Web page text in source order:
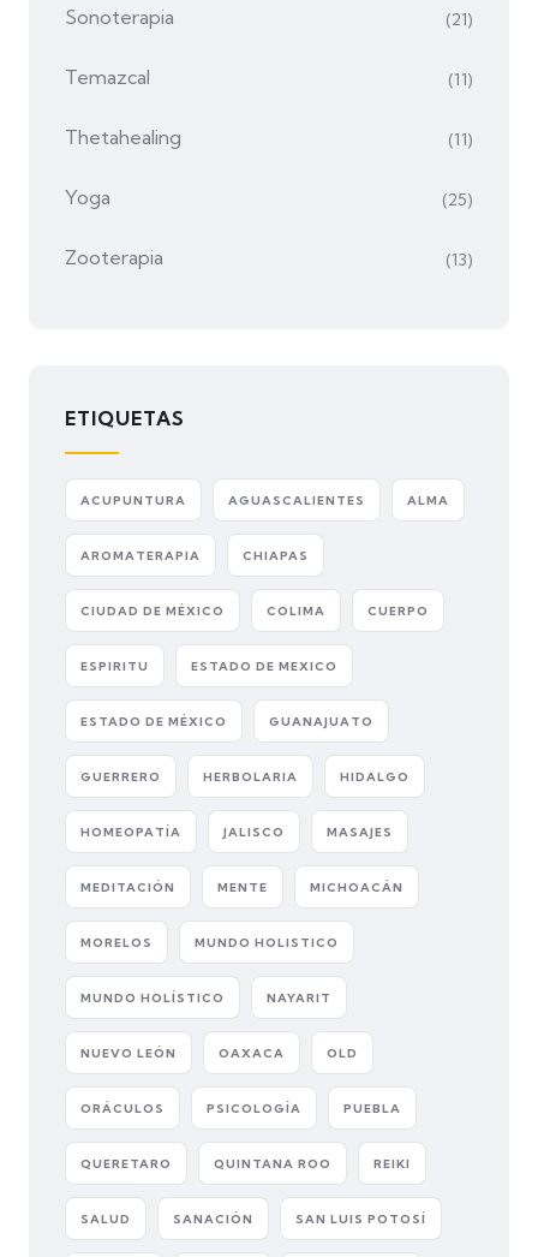
Sonoterapia (21)
Temazcal (11)
Thetahealing (11)
Yoga (25)
Zooterapia (13)
ETIQUETAS
ACUPUNTURA AGUASCALIENTES ALMA
AROMATERAPIA CHIAPAS
CIUDAD DE MÉXICO COLIMA CUERPO
ESPIRITU ESTADO DE MEXICO
ESTADO DE MÉXICO GUANAJUATO
GUERRERO HERBOLARIA HIDALGO
HOMEOPATÍA JALISCO MASAJES
MEDITACIÓN MENTE MICHOACÁN
MORELOS MUNDO HOLISTICO
MUNDO HOLÍSTICO NAYARIT
NUEVO LEÓN OAXACA OLD
ORÁCULOS PSICOLOGÍA PUEBLA
QUERETARO QUINTANA ROO REIKI
SALUD SANACIÓN SAN LUIS POTOSÍ